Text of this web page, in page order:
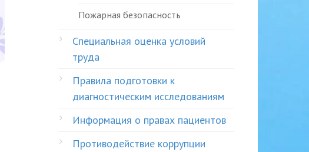
Пожарная безопасность
Специальная оценка условий
труда
Правила подготовки к
диагностическим исследованиям
Информация о правах пациентов
Противодействие коррупции